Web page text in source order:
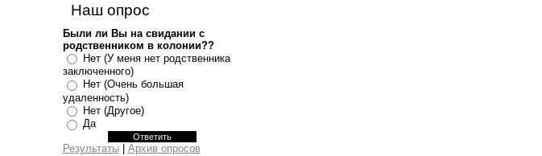
Наш опрос
Были ли Вы на свидании с
родственником в колонии??
Нет (У меня нет родственника
заключенного)
Нет (Очень большая
удаленность)
Нет (Другое)
Да
Результаты| Архив опросов